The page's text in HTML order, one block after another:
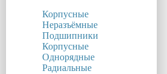
Корпусные
Неразъёмные
Подшипники
Корпусные
Однорядные
Радиальные